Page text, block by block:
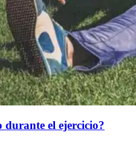
durante el ejercicio?